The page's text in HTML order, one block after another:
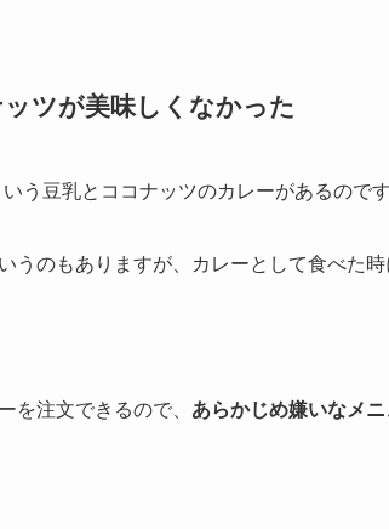
ツが美味しくなかった
う豆乳とココナッツのカレーがあるのです
うのもありますが、カレーとして食べた時
を注文できるので、 あらかじめ嫌いなメ